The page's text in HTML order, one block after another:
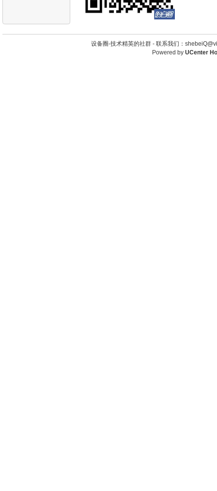
设备圈-技术精英的社群 - 联系我们：
Powered by UCenter